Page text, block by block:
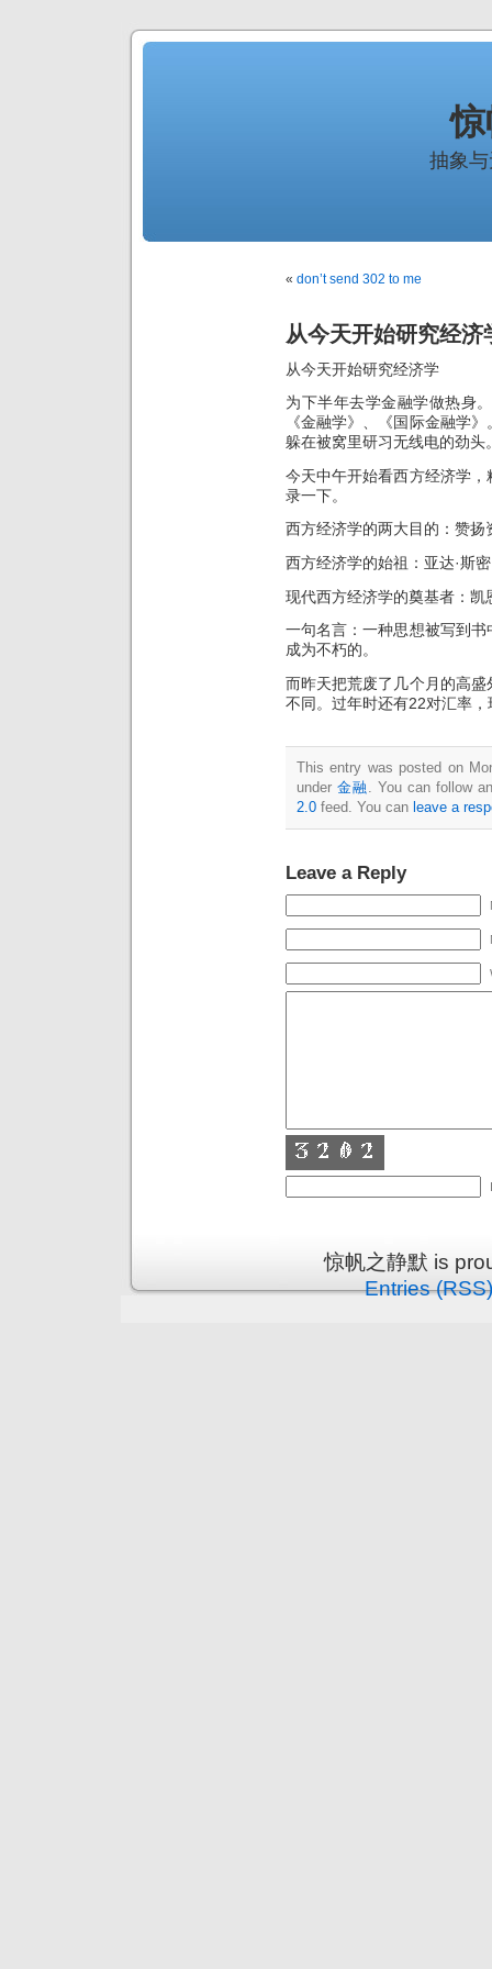
抽象
« don’t send 302 to me
从今天开始研究经济
从今天开始研究经济学
为下半年去学金融学做热身
《金融学》、《国际金融学
躲在被窝里研习无线电的劲头
今天中午开始看西方经济学
录一下。
西方经济学的两大目的：赞
西方经济学的始祖：亚达·斯
现代西方经济学的奠基者：凯
一句名言：一种思想被写到
成为不朽的。
而昨天把荒废了几个月的高
不同。过年时还有22对汇率
This entry was posted on
under 金融
. You can follow
2.0 feed. You can leave a
Leave a Reply
惊帆之静默 is
Entries (RSS)